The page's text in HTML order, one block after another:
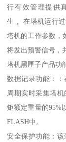
行有效管理提供
生， 在塔机运行
塔机的工作参数，
将发出预警信号，
塔机黑匣子产品功
数据记录功能：
周期实时采集塔
矩额定重量的95%
FLASH中。
安全保护功能：